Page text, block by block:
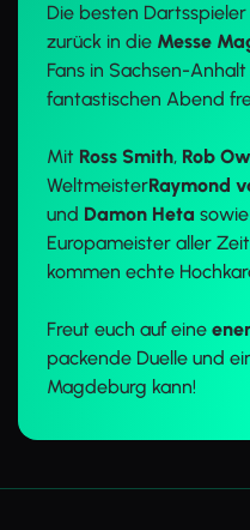
Die besten
zurück in die Messe
Fans in Sachsen-
fantastischen Abend
Mit Ross Smith, Rob
WeltmeisterRaymond
und Damon Heta
Europameister aller
kommen echte
Freut euch auf eine
packende Duelle und
Magdeburg kann!